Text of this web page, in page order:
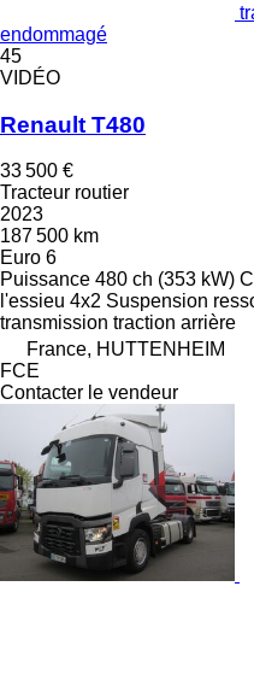
endommagé
45
VIDÉO
Renault T480
33 500 €
Tracteur routier
2023
187 500 km
Euro 6
Puissance 480 ch (353 kW)
l'essieu 4x2 Suspension
transmission traction arrière
France, HUTTENHEIM
FCE
Contacter le vendeur